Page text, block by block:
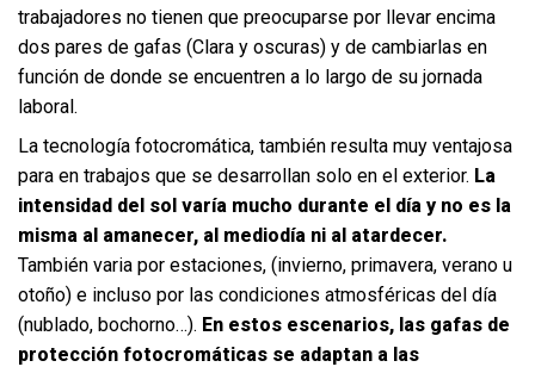
trabajadores no tienen que preocuparse por llevar encima
dos pares de gafas (Clara y oscuras) y de cambiarlas en
función de donde se encuentren a lo largo de su jornada
laboral.
La tecnología fotocromática, también resulta muy ventajosa
para en trabajos que se desarrollan solo en el exterior. La
intensidad del sol varía mucho durante el día y no es la
misma al amanecer, al mediodía ni al atardecer.
También varia por estaciones, (invierno, primavera, verano u
otoño) e incluso por las condiciones atmosféricas del día
(nublado, bochorno…). En estos escenarios, las gafas de
protección fotocromáticas se adaptan a las